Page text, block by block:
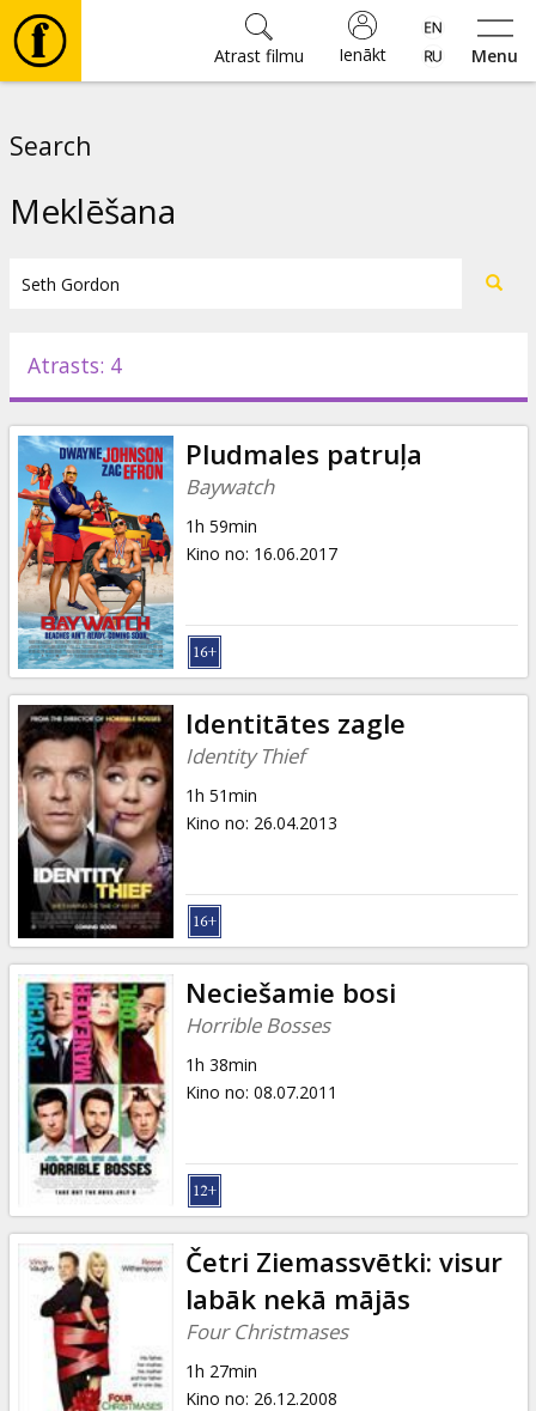
Menu
Ienākt
Atrast filmu
Pasākumi
Ziņas
Dāvanu
kartes
Uzkodas
B2B
Kino
Klubs
Search
Meklēšana
Atrasts: 4
Pludmales patruļa
Baywatch
1h 59min
Kino no: 16.06.2017
Identitātes zagle
Identity Thief
1h 51min
Kino no: 26.04.2013
Neciešamie bosi
Horrible Bosses
1h 38min
Kino no: 08.07.2011
Četri Ziemassvētki: visur
labāk nekā mājās
Four Christmases
1h 27min
Kino no: 26.12.2008